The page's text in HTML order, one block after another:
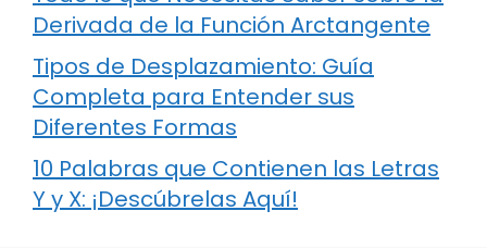
Derivada de la Función Arctangente
Tipos de Desplazamiento: Guía
Completa para Entender sus
Diferentes Formas
10 Palabras que Contienen las Letras
Y y X: ¡Descúbrelas Aquí!